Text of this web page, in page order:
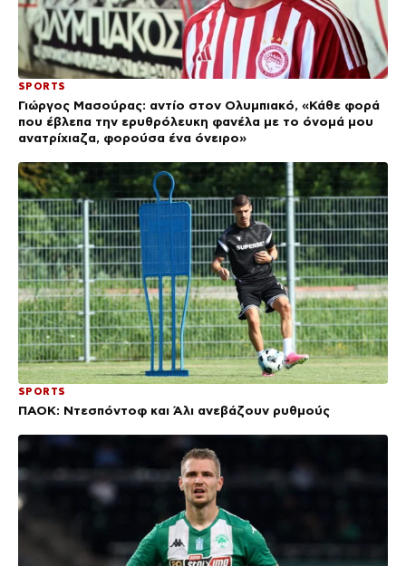
SPORTS
Γιώργος Μασούρας: αντίο στον Ολυμπιακό, «Κάθε φορά
που έβλεπα την ερυθρόλευκη φανέλα με το όνομά μου
ανατρίχιαζα, φορούσα ένα όνειρο»
SPORTS
ΠΑΟΚ: Ντεσπόντοφ και Άλι ανεβάζουν ρυθμούς